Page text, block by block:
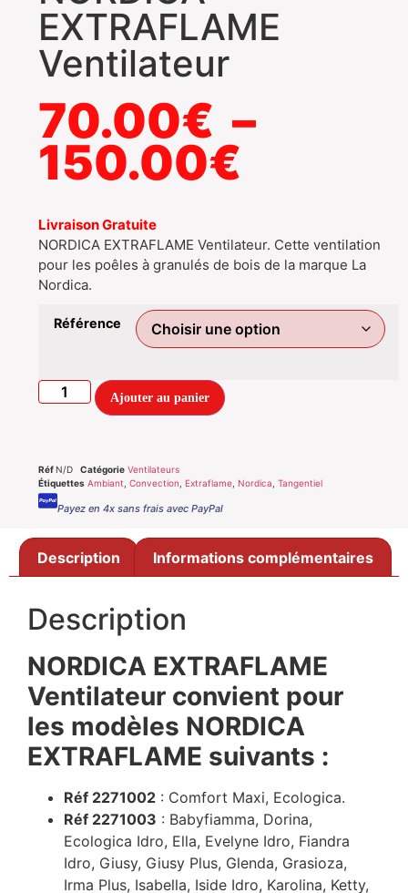
EXTRAFLAME
Ventilateur
70.00€ –
150.00€
Livraison Gratuite
NORDICA EXTRAFLAME Ventilateur. Cette ventilation
pour les poêles à granulés de bois de la marque La
Nordica.
Référence
Ajouter au panier
RéfN/D Catégorie Ventilateurs
Étiquettes Ambiant Convection Extraflame Nordica Tangentiel
Payez en 4x sans frais avec PayPal
Description Informations complémentaires
Description
NORDICA EXTRAFLAME
Ventilateur convient pour
les modèles NORDICA
EXTRAFLAME suivants :
Réf 2271002 : Comfort Maxi, Ecologica.
Réf 2271003 : Babyfiamma, Dorina,
Ecologica Idro, Ella, Evelyne Idro, Fiandra
Idro, Giusy, Giusy Plus, Glenda, Grasioza,
Irma Plus, Isabella, Iside Idro, Karolina, Ketty,